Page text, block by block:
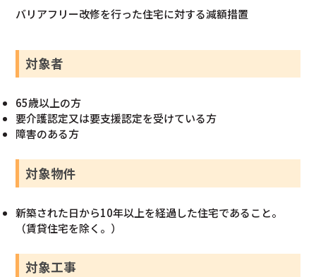
バリアフリー改修を行った住宅に対する減額措置
対象者
65歳以上の方
要介護認定又は要支援認定を受けている方
障害のある方
対象物件
新築された日から10年以上を経過した住宅であること。
（賃貸住宅を除く。）
対象工事